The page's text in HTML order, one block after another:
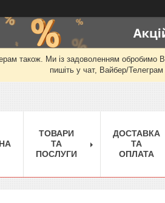
також. Ми із задоволенням обробимо
пишіть у чат, Вайбер/
ТОВАРИ
ТА
ПОСЛУГИ
ДОСТАВКА
ТА
ОПЛАТА